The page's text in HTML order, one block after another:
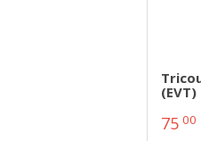
(EVT)
75 00